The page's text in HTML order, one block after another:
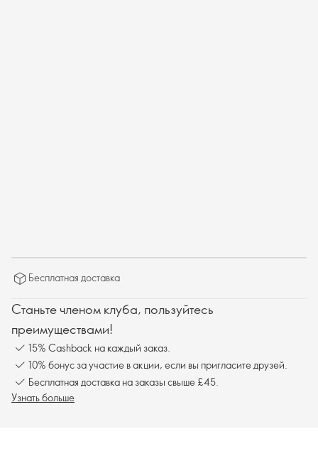
Бесплатная доставка
Станьте членом клуба, пользуйтесь
преимуществами!
15% Cashback на каждый заказ.
10% бонус за участие в акции, если вы пригласите друзей.
Бесплатная доставка на заказы свыше £45.
Узнать больше